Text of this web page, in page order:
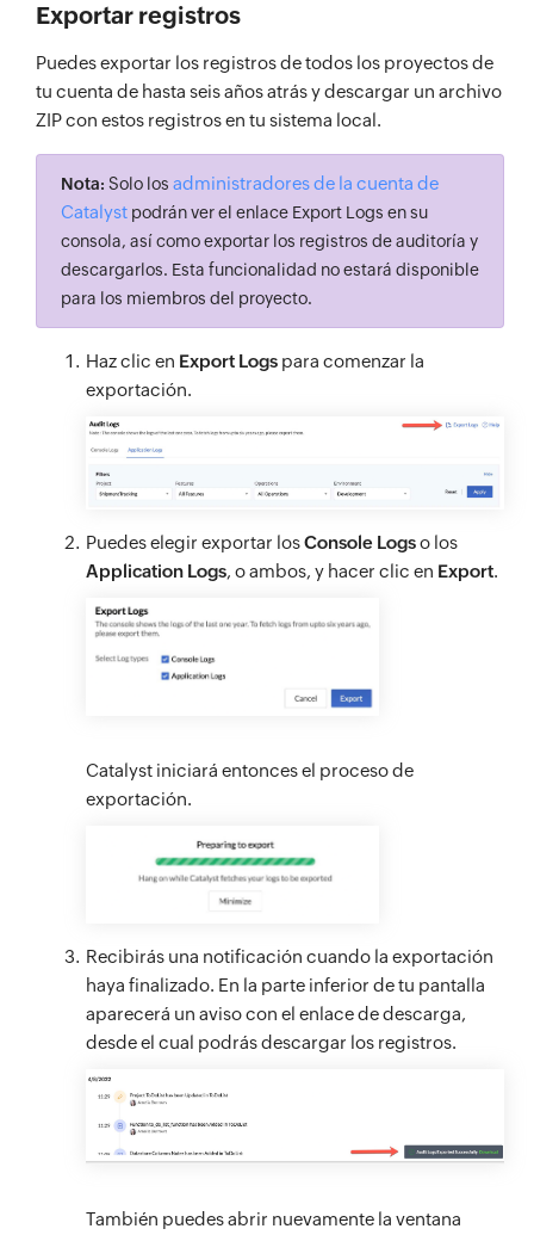
Exportar registros
Puedes exportar los registros de todos los proyectos de
tu cuenta de hasta seis años atrás y descargar un archivo
ZIP con estos registros en tu sistema local.
Nota: Solo los administradores de la cuenta de
Catalyst podrán ver el enlace Export Logs en su
consola, así como exportar los registros de auditoría y
descargarlos. Esta funcionalidad no estará disponible
para los miembros del proyecto.
Haz clic en Export Logs para comenzar la
exportación.
Puedes elegir exportar losConsole Logso los
Application Logs, o ambos, y hacer clic en Export.
Catalyst iniciará entonces el proceso de
exportación.
Recibirás una notificación cuando la exportación
haya finalizado. En la parte inferior de tu pantalla
aparecerá un aviso con el enlace de descarga,
desde el cual podrás descargar los registros.
También puedes abrir nuevamente la ventana